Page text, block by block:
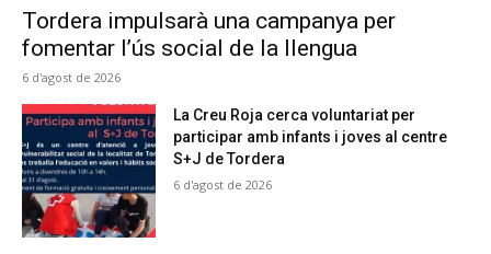
Tordera impulsarà una campanya per
fomentar l’ús social de la llengua
6 d'agost de 2026
La Creu Roja cerca voluntariat per
participar amb infants i joves al centre
S+J de Tordera
6 d'agost de 2026